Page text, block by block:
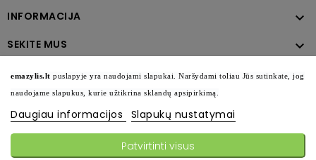
INFORMACIJA 
SEKITE MUS 
emazylis.lt puslapyje yra naudojami slapukai. Naršydami toliau Jūs sutinkate, jog
naudojame slapukus, kurie užtikrina sklandų apsipirkimą.
Daugiau informacijos Slapukų nustatymai
Patvirtinti visus